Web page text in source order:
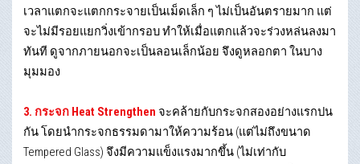
เวลาแตกจะแตกกระจายเป็นเม็ดเล็ก ๆ ไม่เป็นอันตรายมาก แต่
จะไม่มีรอยแยกวิ่งเข้ากรอบ ทำให้เมื่อแตกแล้วจะร่วงหล่นลงมา
ทันที ดูจากภายนอกจะเป็นลอนเล็กน้อย จึงดูหลอกตา ในบาง
มุมมอง
3. กระจก Heat Strengthen จะคล้ายกับกระจกสองอย่างแรกปน
กัน โดยนำกระจกธรรมดามาให้ความร้อน (แต่ไม่ถึงขนาด
Tempered Glass) จึงมีความแข็งแรงมากขึ้น (ไม่เท่ากับ